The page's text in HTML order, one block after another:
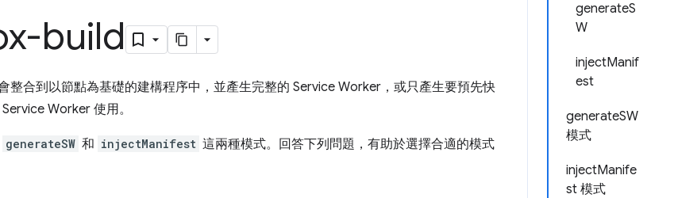
generateS
W
injectManif
est
generateSW
模式
injectManife
st 模式
build
整合到以節點為基礎的建構程序中，並產生完整的 Service Worker，或只產生要預先快
Worker 使用。
generateSW 和 injectManifest 這兩種模式。回答下列問題，有助於選擇合適的模式